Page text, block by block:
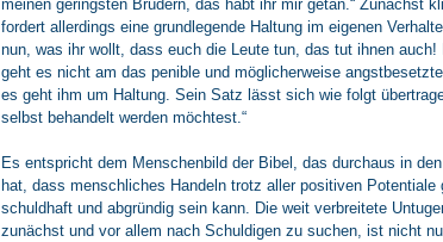
meinen geringsten Brüdern, das habt ihr mir getan.“ Zunächst
fordert allerdings eine grundlegende Haltung im eigenen
nun, was ihr wollt, dass euch die Leute tun, das tut ihnen
geht es nicht am das penible und möglicherweise
es geht ihm um Haltung. Sein Satz lässt sich wie folgt
selbst behandelt werden möchtest.“
Es entspricht dem Menschenbild der Bibel, das durchaus in
hat, dass menschliches Handeln trotz aller positiven
schuldhaft und abgründig sein kann. Die weit verbreitete
zunächst und vor allem nach Schuldigen zu suchen, ist nicht